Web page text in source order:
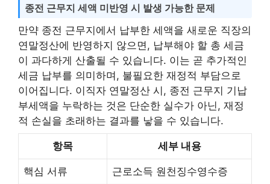
종전 근무지 세액 미반영 시 발생 가능한 문제
만약 종전 근무지에서 납부한 세액을 새로운 직장의
연말정산에 반영하지 않으면, 납부해야 할 총 세금
이 과다하게 산출될 수 있습니다. 이는 곧 추가적인
세금 납부를 의미하며, 불필요한 재정적 부담으로
이어집니다. 이직자 연말정산 시, 종전 근무지 기납
부세액을 누락하는 것은 단순한 실수가 아닌, 재정
적 손실을 초래하는 결과를 낳을 수 있습니다.
항목 세부 내용
핵심 서류 근로소득 원천징수영수증